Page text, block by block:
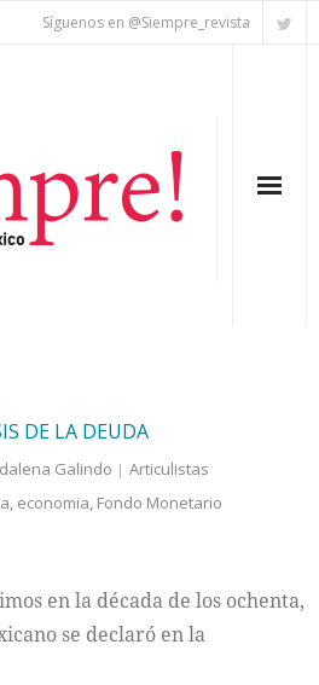
Síguenos en @Siempre_revista
DE LA DEUDA
Galindo
Articulistas
, economia, Fondo Monetario
en la década de los ochenta,
se declaró en la